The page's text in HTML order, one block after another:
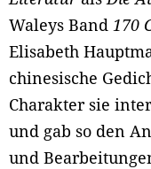
Waleys Band 170
Elisabeth
chinesische
Charakter sie
und gab so den
und